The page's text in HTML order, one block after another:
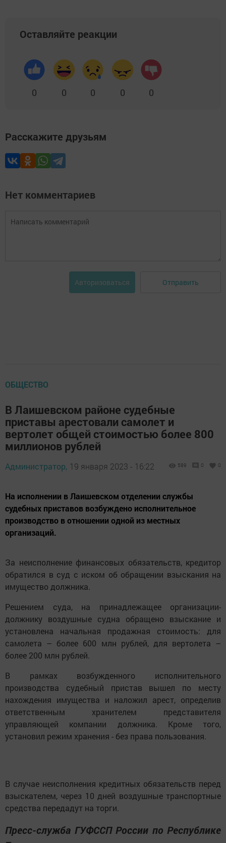
Оставляйте реакции
0 0 0 0 0
Расскажите друзьям
Нет комментариев
Авторизоваться Отправить
ОБЩЕСТВО
В Лаишевском районе судебные
приставы арестовали самолет и
вертолет общей стоимостью более 800
миллионов рублей
Администратор, 19 января 2023 - 16:22 589 0 0
На исполнении в Лаишевском отделении службы
судебных приставов возбуждено исполнительное
производство в отношении одной из местных
организаций.
За неисполнение финансовых обязательств, кредитор
обратился в суд с иском об обращении взыскания на
имущество должника.
Решением суда, на принадлежащее организации-
должнику воздушные судна обращено взыскание и
установлена начальная продажная стоимость: для
самолета – более 600 млн рублей, для вертолета –
более 200 млн рублей.
В рамках возбужденного исполнительного
производства судебный пристав вышел по месту
нахождения имущества и наложил арест, определив
ответственным хранителем представителя
управляющей компании должника. Кроме того,
установил режим хранения - без права пользования.
В случае неисполнения кредитных обязательств перед
взыскателем, через 10 дней воздушные транспортные
средства передадут на торги.
Пресс-служба ГУФССП России по Республике